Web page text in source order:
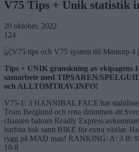
V75 Tips + Unik statistik
29 oktober, 2022
124
Tips + UNIK granskning av ekipagens
samarbete med TIPSAREN/
och ALLTOMTRAV.INFO!
V75-1: 3 HANNIBAL FACE har
Team Berglund och rena drömmen att
chansen bakom Readly Express
barfota bak samt BIKE för extra växlar.
rygg på MAD man! RANKING: A: 3 B:
10-8